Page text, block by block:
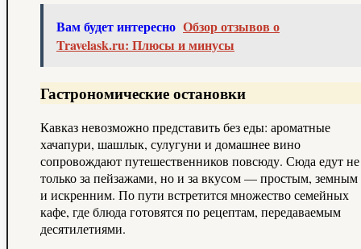
Вам будет интересно Обзор отзывов о
Travelask.ru: Плюсы и минусы
Гастрономические остановки
Кавказ невозможно представить без еды: ароматные
хачапури, шашлык, сулугуни и домашнее вино
сопровождают путешественников повсюду. Сюда едут не
только за пейзажами, но и за вкусом — простым, земным
и искренним. По пути встретится множество семейных
кафе, где блюда готовятся по рецептам, передаваемым
десятилетиями.